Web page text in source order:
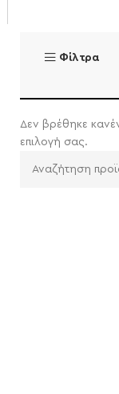
Φίλτρα
Δεν βρέθηκε
επιλογή σας.